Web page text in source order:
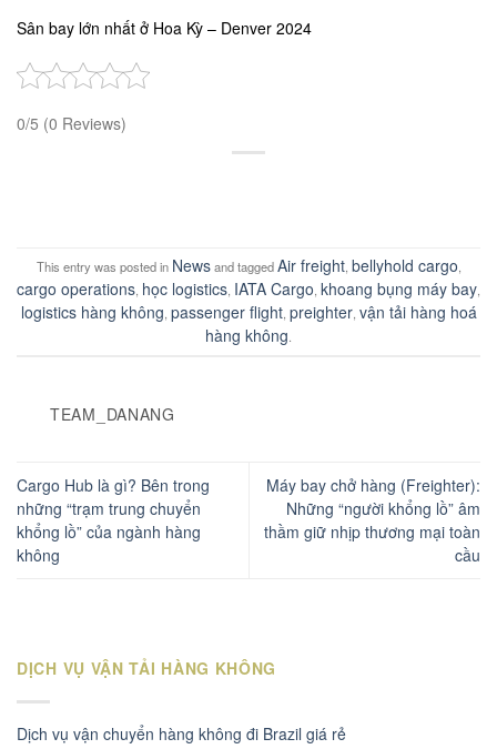
Sân bay lớn nhất ở Hoa Kỳ – Denver 2024
0/5 (0 Reviews)
This entry was posted in Newsand taggedAir freight, bellyhold cargo,
cargo operations, học logistics, IATA Cargo, khoang bụng máy bay,
logistics hàng không, passenger flight, preighter, vận tải hàng hoá
hàng không.
TEAM_DANANG
Cargo Hub là gì? Bên trong
những “trạm trung chuyển
khổng lồ” của ngành hàng
không
Máy bay chở hàng (Freighter):
Những “người khổng lồ” âm
thầm giữ nhịp thương mại toàn
cầu
DỊCH VỤ VẬN TẢI HÀNG KHÔNG
Dịch vụ vận chuyển hàng không đi Brazil giá rẻ